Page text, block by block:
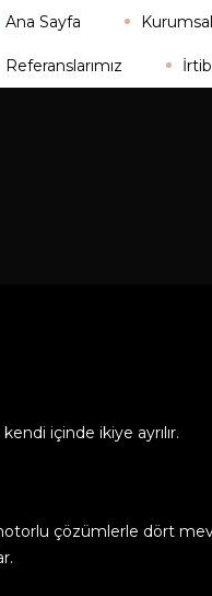
Ana Sayfa Kurumsal
Referanslarımız
içinde ikiye ayrılır.
çözümlerle dört